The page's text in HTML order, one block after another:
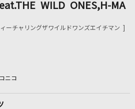
カラオケ検索
オケリクエスト
WILD ONES,H-MA
ーチャリングザワイルドワンズエイチマン ]
ニコ